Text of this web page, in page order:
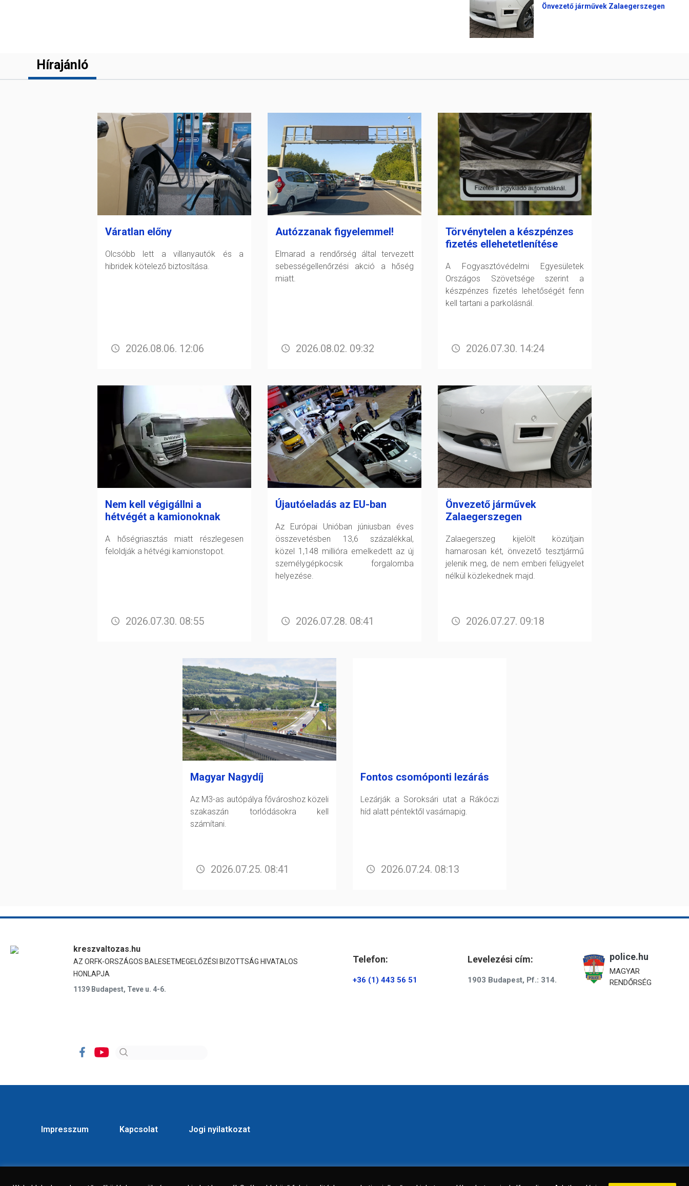
Önvezető járművek Zalaegerszegen
Hírajánló
Váratlan előny
Olcsóbb lett a villanyautók és a
hibridek kötelező biztosítása.
2026.08.06. 12:06
Autózzanak figyelemmel!
Elmarad a rendőrség által tervezett
sebességellenőrzési akció a hőség
miatt.
2026.08.02. 09:32
Törvénytelen a készpénzes
fizetés ellehetetlenítése
A Fogyasztóvédelmi Egyesületek
Országos Szövetsége szerint a
készpénzes fizetés lehetőségét fenn
kell tartani a parkolásnál.
2026.07.30. 14:24
Nem kell végigállni a
hétvégét a kamionoknak
A hőségriasztás miatt részlegesen
feloldják a hétvégi kamionstopot.
2026.07.30. 08:55
Újautóeladás az EU-ban
Az Európai Unióban júniusban éves
összevetésben 13,6 százalékkal,
közel 1,148 millióra emelkedett az új
személygépkocsik forgalomba
helyezése.
2026.07.28. 08:41
Önvezető járművek
Zalaegerszegen
Zalaegerszeg kijelölt közútjain
hamarosan két, önvezető tesztjármű
jelenik meg, de nem emberi felügyelet
nélkül közlekednek majd.
2026.07.27. 09:18
Magyar Nagydíj
Az M3-as autópálya fővároshoz közeli
szakaszán torlódásokra kell
számítani.
2026.07.25. 08:41
Fontos csomóponti lezárás
Lezárják a Soroksári utat a Rákóczi
híd alatt péntektől vasárnapig.
2026.07.24. 08:13
kreszvaltozas.hu
AZ ORFK-ORSZÁGOS BALESETMEGELŐZÉSI BIZOTTSÁG HIVATALOS
HONLAPJA
1139 Budapest, Teve u. 4-6.
Telefon:
+36 (1) 443 56 51
Levelezési cím:
1903 Budapest, Pf.: 314.
police.hu
MAGYAR
RENDŐRSÉG
Impresszum Kapcsolat Jogi nyilatkozat